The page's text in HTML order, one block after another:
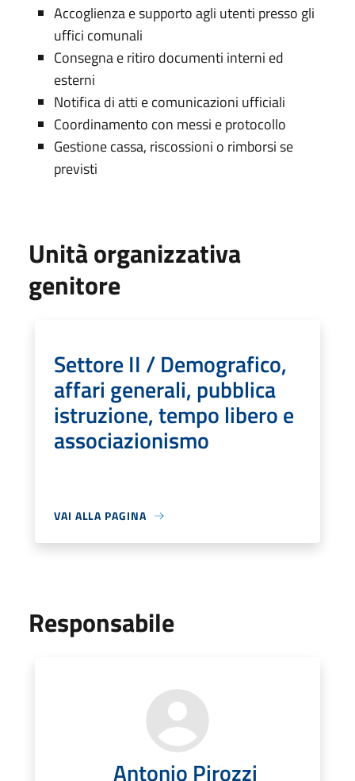
Accoglienza e supporto agli utenti presso gli
uffici comunali
Consegna e ritiro documenti interni ed
esterni
Notifica di atti e comunicazioni ufficiali
Coordinamento con messi e protocollo
Gestione cassa, riscossioni o rimborsi se
previsti
Unità organizzativa
genitore
Settore II / Demografico,
affari generali, pubblica
istruzione, tempo libero e
associazionismo
VAI ALLA PAGINA
Responsabile
Antonio Pirozzi